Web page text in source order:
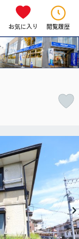
お気に入り 閲覧履歴